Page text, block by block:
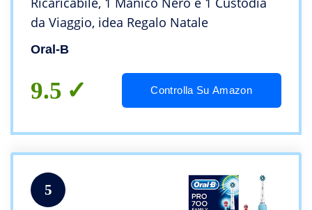
da Viaggio, idea Regalo Natale
Oral-B
9.5 Controlla Su Amazon
5